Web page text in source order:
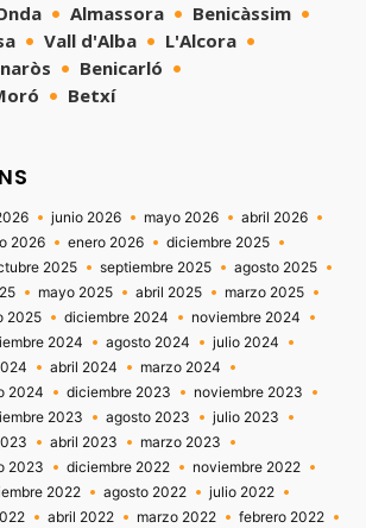
Almassora
Benicàssim
Vall d'Alba
L'Alcora
Benicarló
Betxí
junio 2026 mayo 2026
abril 2026
2026 enero 2026
diciembre 2025
2025 septiembre 2025
agosto 2025
mayo 2025 abril 2025
marzo 2025
2025 diciembre 2024
noviembre 2024
2024 agosto 2024
julio 2024
abril 2024
marzo 2024
2024 diciembre 2023
noviembre 2023
2023 agosto 2023
julio 2023
abril 2023
marzo 2023
2023 diciembre 2022
noviembre 2022
2022 agosto 2022
julio 2022
abril 2022 marzo 2022
febrero 2022